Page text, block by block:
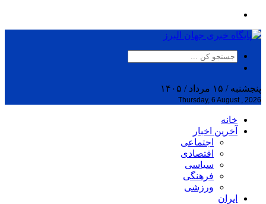
پنجشنبه / ۱۵ مرداد / ۱۴۰۵
Thursday, 6 August , 2026
خانه
آخرین اخبار
اجتماعی
اقتصادی
سیاسی
فرهنگی
ورزشی
ایران